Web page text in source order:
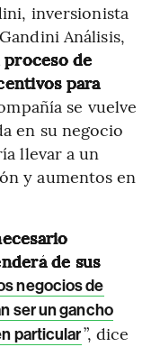
inversionista
Análisis,
de
para
se vuelve
en su negocio
llevar a un
y aumentos en
de sus
negocios de
ser un gancho
particular”, dice